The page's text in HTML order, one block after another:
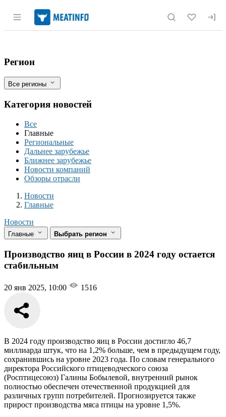
Раздел навигации по сайту
Производство яиц в России в 2024 году
Фильтры
Регион
Все регионы
Категория новостей
Все
Главные
Региональные
Дальнее зарубежье
Ближнее зарубежье
Новости компаний
Обзоры отрасли
Новости
Разделы
Новости
Главные
Новости
Главные Выбрать регион
Производство яиц в России в 2024 году остается
стабильным
20 янв 2025, 10:00 1516
В 2024 году производство яиц в России достигло 46,7
миллиарда штук, что на 1,2% больше, чем в предыдущем году,
сохранившись на уровне 2023 года. По словам генерального
директора Российского птицеводческого союза
(Росптицесоюз) Галины Бобылевой, внутренний рынок
полностью обеспечен отечественной продукцией для
различных групп потребителей. Прогнозируется также
прирост производства мяса птицы на уровне 1,5%.